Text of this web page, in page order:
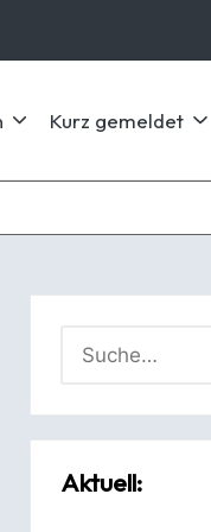
Kurz gemeldet
Aktuell: